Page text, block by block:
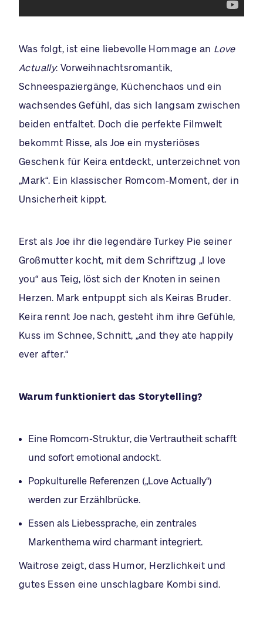
Was folgt, ist eine liebevolle Hommage an Love
Actually: Vorweihnachtsromantik,
Schneespaziergänge, Küchenchaos und ein
wachsendes Gefühl, das sich langsam zwischen
beiden entfaltet. Doch die perfekte Filmwelt
bekommt Risse, als Joe ein mysteriöses
Geschenk für Keira entdeckt, unterzeichnet von
„Mark“. Ein klassischer Romcom-Moment, der in
Unsicherheit kippt.
Erst als Joe ihr die legendäre Turkey Pie seiner
Großmutter kocht, mit dem Schriftzug „I love
you“ aus Teig, löst sich der Knoten in seinen
Herzen. Mark entpuppt sich als Keiras Bruder.
Keira rennt Joe nach, gesteht ihm ihre Gefühle,
Kuss im Schnee, Schnitt, „and they ate happily
ever after.“
Warum funktioniert das Storytelling?
Eine Romcom-Struktur, die Vertrautheit schafft
und sofort emotional andockt.
Popkulturelle Referenzen („Love Actually“)
werden zur Erzählbrücke.
Essen als Liebessprache, ein zentrales
Markenthema wird charmant integriert.
Waitrose zeigt, dass Humor, Herzlichkeit und
gutes Essen eine unschlagbare Kombi sind.